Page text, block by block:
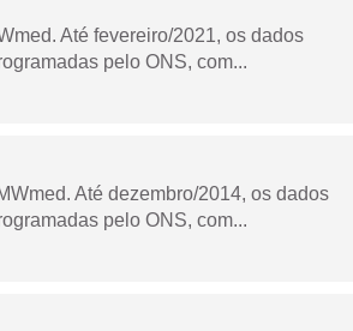
Até fevereiro/2021, os dados
pelo ONS, com...
Até dezembro/2014, os dados
pelo ONS, com...